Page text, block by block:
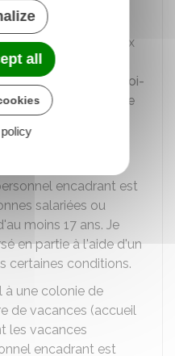
les suivantes :
parent isolé
, je peux
de libre choix
si j'
emploie moi-
maternelle ou une
encadrant est
salariées ou
moins 17 ans. Je
en partie à l'aide d'un
certaines conditions.
à une colonie de
de vacances (accueil
les vacances
encadrant est
all